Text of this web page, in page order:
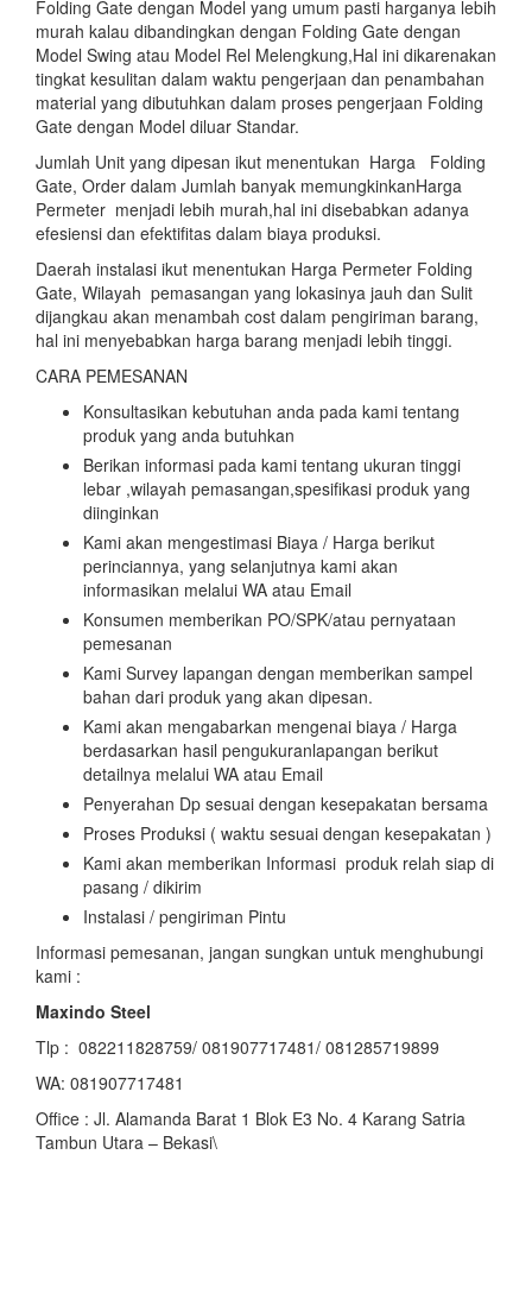
Folding Gate dengan Model yang umum pasti harganya lebih
murah kalau dibandingkan dengan Folding Gate dengan
Model Swing atau Model Rel Melengkung,Hal ini dikarenakan
tingkat kesulitan dalam waktu pengerjaan dan penambahan
material yang dibutuhkan dalam proses pengerjaan Folding
Gate dengan Model diluar Standar.
Jumlah Unit yang dipesan ikut menentukan Harga Folding
Gate, Order dalam Jumlah banyak memungkinkanHarga
Permeter menjadi lebih murah,hal ini disebabkan adanya
efesiensi dan efektifitas dalam biaya produksi.
Daerah instalasi ikut menentukan Harga Permeter Folding
Gate, Wilayah pemasangan yang lokasinya jauh dan Sulit
dijangkau akan menambah cost dalam pengiriman barang,
hal ini menyebabkan harga barang menjadi lebih tinggi.
CARA PEMESANAN
Konsultasikan kebutuhan anda pada kami tentang
produk yang anda butuhkan
Berikan informasi pada kami tentang ukuran tinggi
lebar ,wilayah pemasangan,spesifikasi produk yang
diinginkan
Kami akan mengestimasi Biaya / Harga berikut
perinciannya, yang selanjutnya kami akan
informasikan melalui WA atau Email
Konsumen memberikan PO/SPK/atau pernyataan
pemesanan
Kami Survey lapangan dengan memberikan sampel
bahan dari produk yang akan dipesan.
Kami akan mengabarkan mengenai biaya / Harga
berdasarkan hasil pengukuranlapangan berikut
detailnya melalui WA atau Email
Penyerahan Dp sesuai dengan kesepakatan bersama
Proses Produksi ( waktu sesuai dengan kesepakatan )
Kami akan memberikan Informasi produk relah siap di
pasang / dikirim
Instalasi / pengiriman Pintu
Informasi pemesanan, jangan sungkan untuk menghubungi
kami :
Maxindo Steel
Tlp : 082211828759/ 081907717481/ 081285719899
WA: 081907717481
Office : Jl. Alamanda Barat 1 Blok E3 No. 4 Karang Satria
Tambun Utara – Bekasi\